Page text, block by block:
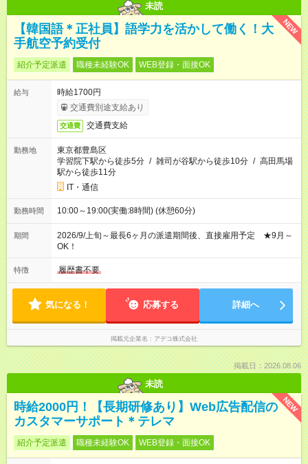
未読
NEW
【韓国語＊正社員】語学力を活かして働く！大
手航空予約受付
紹介予定派遣 職種未経験OK WEB登録・面接OK
給与
時給1700円
交通費別途支給あり
交通費 交通費支給
勤務地
東京都豊島区
学習院下駅から徒歩5分 / 雑司が谷駅から徒歩10分 / 高田馬場
駅から徒歩11分
IT・通信
勤務時間 10:00～19:00(実働:8時間) (休憩60分)
期間
2026/9/上旬～最長6ヶ月の派遣期間後、直接雇用予定 ★9月～
OK！
特徴 履歴書不要
気になる！ 応募する 詳細へ
掲載元企業名 アデコ株式会社
掲載日：2026.08.06
未読
NEW
時給2000円！【長期研修あり】Web広告配信の
カスタマーサポート＊テレマ
紹介予定派遣 職種未経験OK WEB登録・面接OK